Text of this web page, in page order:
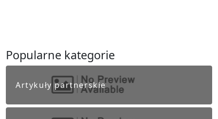
Popularne kategorie
Artykuły partnerskie